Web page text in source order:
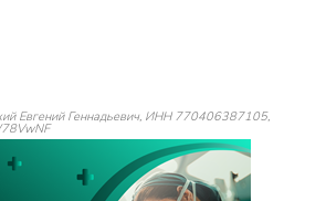
Евгений Геннадьевич, ИНН 770406387105,